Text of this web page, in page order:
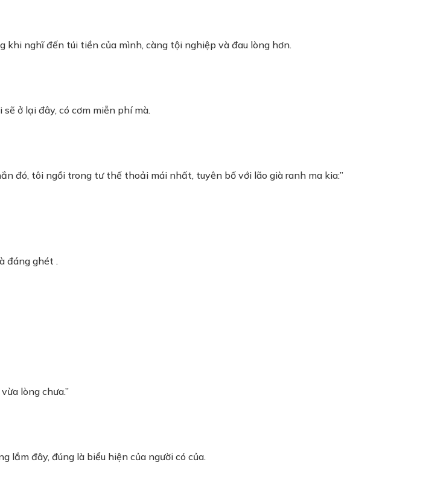
nghĩ đến túi tiền của mình, càng tội nghiệp và đau lòng hơn.
ở lại đây, có cơm miễn phí mà.
đó, tôi ngồi trong tư thế thoải mái nhất, tuyên bố với lão già ranh ma kia:”
đáng ghét .
lòng chưa.”
lắm đây, đúng là biểu hiện của người có của.